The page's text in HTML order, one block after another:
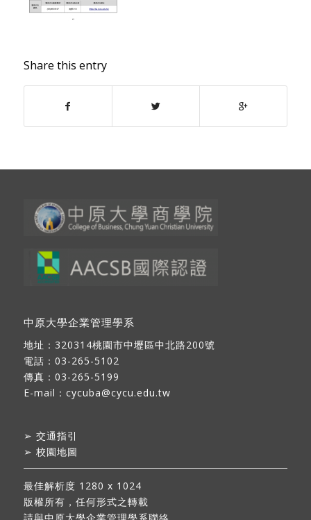
Share this entry
中原大學企業管理學系
地址： 320314桃園市中壢區中北路200號
電話：03-265-5102
傳真：03-265-5199
E-mail： cycuba@cycu.edu.tw
➢ 交通指引
➢ 校園地圖
最佳解析度 1280 x 1024
版權所有，任何形式之轉載